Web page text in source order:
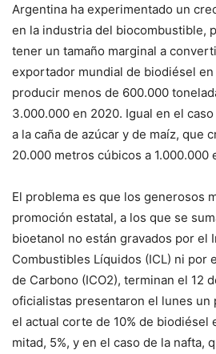
Argentina ha experimentado un
en la industria del biocombustible,
tener un tamaño marginal a
exportador mundial de biodiésel en
producir menos de 600.000
3.000.000 en 2020. Igual en el
a la caña de azúcar y de maíz, que
20.000 metros cúbicos a 1.000.000
El problema es que los generosos
promoción estatal, a los que se
bioetanol no están gravados por el
Combustibles Líquidos (ICL) ni por
de Carbono (ICO2), terminan el 12
oficialistas presentaron el lunes un
el actual corte de 10% de biodiésel
mitad, 5%, y en el caso de la nafta,